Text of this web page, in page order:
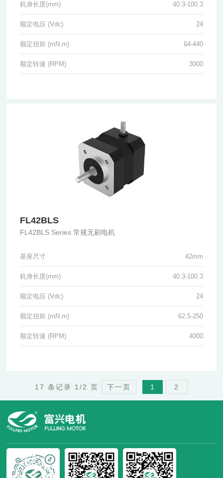
机身长度(mm) 40.3-100.3
额定电压 (Vdc) 24
额定扭矩 (mN.m) 64-440
额定转速 (RPM) 3000
FL42BLS
FL42BLS Series 常规无刷电机
基座尺寸 42mm
机身长度(mm) 40.3-100.3
额定电压 (Vdc) 24
额定扭矩 (mN.m) 62.5-250
额定转速 (RPM) 4000
17 条记录 1/2 页 下一页 1 2